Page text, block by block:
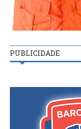
PUBLICIDADE